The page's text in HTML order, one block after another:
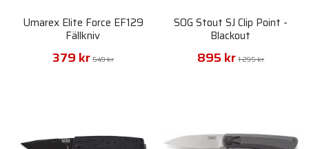
Umarex Elite Force EF129
Fällkniv
379 kr 549 kr
SOG Stout SJ Clip Point -
Blackout
895 kr 1 295 kr